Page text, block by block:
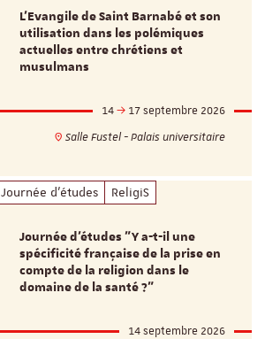
L’Evangile de Saint Barnabé et son
utilisation dans les polémiques
actuelles entre chrétiens et
musulmans
14
17 septembre 2026
Salle Fustel - Palais universitaire
Journée d'études ReligiS
Journée d’études "Y a-t-il une
spécificité française de la prise en
compte de la religion dans le
domaine de la santé ?"
14 septembre 2026